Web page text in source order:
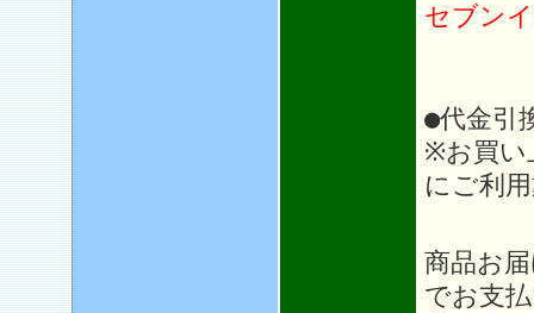
セブン
●代金引
※お買い
にご利
商品お
でお支